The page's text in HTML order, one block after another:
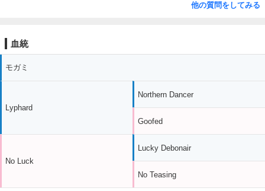
他の質問をしてみる
血統
モガミ
Lyphard
No Luck
Northern Dancer
Goofed
Lucky Debonair
No Teasing